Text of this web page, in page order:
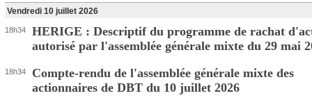
Vendredi 10 juillet 2026
18h34
HERIGE : Descriptif du programme de rachat
autorisé par l'assemblée générale mixte du 29 mai
18h34
Compte-rendu de l'assemblée générale mixte des
actionnaires de DBT du 10 juillet 2026